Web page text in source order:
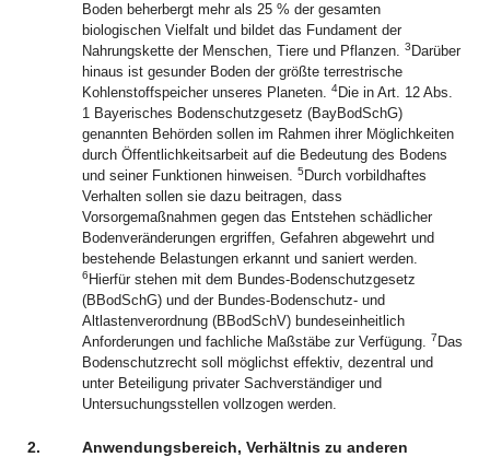
Boden beherbergt mehr als 25 % der gesamten
biologischen Vielfalt und bildet das Fundament der
Nahrungskette der Menschen, Tiere und Pflanzen. 3 Darüber
hinaus ist gesunder Boden der größte terrestrische
Kohlenstoffspeicher unseres Planeten. 4Die in Art. 12 Abs.
1 Bayerisches Bodenschutzgesetz (BayBodSchG)
genannten Behörden sollen im Rahmen ihrer Möglichkeiten
durch Öffentlichkeitsarbeit auf die Bedeutung des Bodens
und seiner Funktionen hinweisen. 5 Durch vorbildhaftes
Verhalten sollen sie dazu beitragen, dass
Vorsorgemaßnahmen gegen das Entstehen schädlicher
Bodenveränderungen ergriffen, Gefahren abgewehrt und
bestehende Belastungen erkannt und saniert werden.
6 Hierfür stehen mit dem Bundes-Bodenschutzgesetz
(BBodSchG) und der Bundes-Bodenschutz- und
Altlastenverordnung (BBodSchV) bundeseinheitlich
Anforderungen und fachliche Maßstäbe zur Verfügung. 7 Das
Bodenschutzrecht soll möglichst effektiv, dezentral und
unter Beteiligung privater Sachverständiger und
Untersuchungsstellen vollzogen werden.
2.
Anwendungsbereich, Verhältnis zu anderen